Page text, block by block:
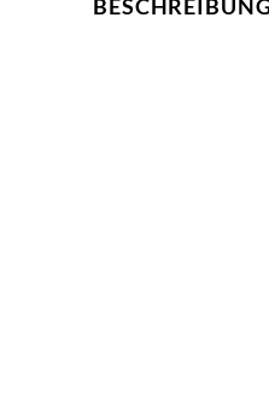
BESCHREIBUNG